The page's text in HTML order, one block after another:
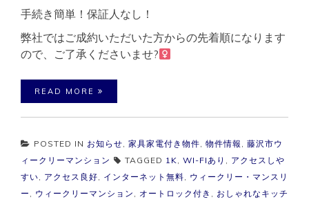
手続き簡単！保証人なし！
弊社ではご成約いただいた方からの先着順になります
ので、ご了承くださいませ?‍
READ MORE
POSTED IN お知らせ, 家具家電付き物件, 物件情報 , 藤沢市ウ
ィークリーマンション
TAGGED 1K, WI-FIあり , アクセスしや
すい, アクセス良好, インターネット無料, ウィークリー・マンスリ
ー , ウィークリーマンション , オートロック付き , おしゃれなキッチ